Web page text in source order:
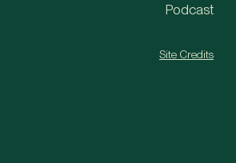
Podcast
Site Credits